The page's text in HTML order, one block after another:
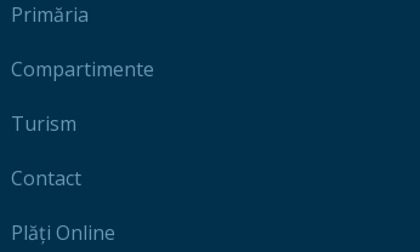
Primăria
Compartimente
Turism
Contact
Plăți Online